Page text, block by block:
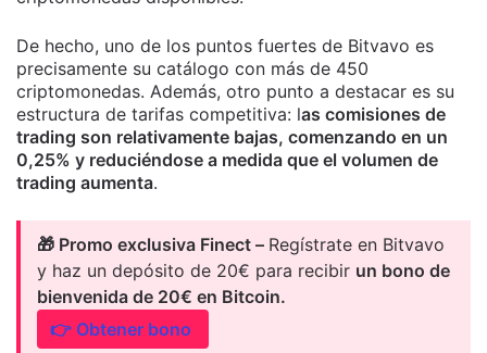
De hecho, uno de los puntos fuertes de Bitvavo es
precisamente su catálogo con más de 450
criptomonedas. Además, otro punto a destacar es su
estructura de tarifas competitiva: las comisiones de
trading son relativamente bajas, comenzando en un
0,25% y reduciéndose a medida que el volumen de
trading aumenta.
🎁 Promo exclusiva Finect – Regístrate en Bitvavo
y haz un depósito de 20€ para recibir un bono de
bienvenida de 20€ en Bitcoin.
👉 Obtener bono